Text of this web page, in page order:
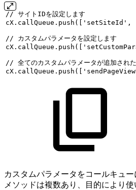
// サイトIDを設定します
cX.callQueue.push(['setSiteId',
//
カスタムパラメータを設定します
// 全てのカスタムパラメータが追加され
カスタムパラメータをコールキュー
メソッドは複数あり、目的により使